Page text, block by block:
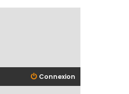
Connexion